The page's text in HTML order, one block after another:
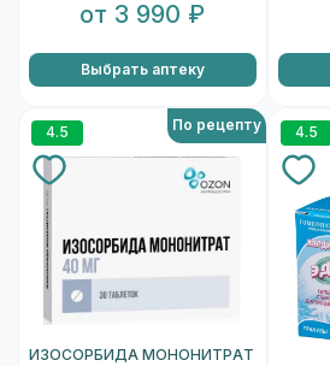
от 3 990 ₽
Выбрать аптеку
4.5 По рецепту
ИЗОСОРБИДА МОНОНИТРАТ
4.5